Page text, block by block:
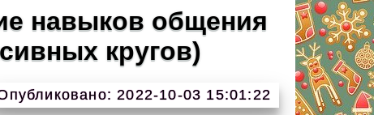
навыков общения
кругов)
2022-10-03 15:01:22